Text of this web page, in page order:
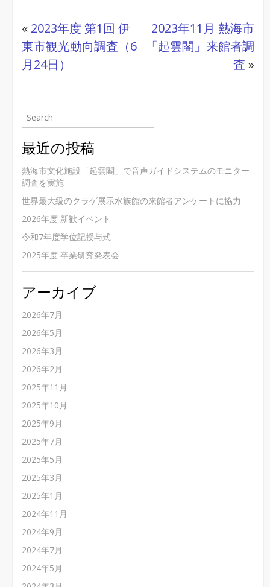
« 2023年度 第1回 伊
東市観光動向調査（6
月24日）
2023年11月 熱海市
「起雲閣」来館者調
査 »
最近の投稿
熱海市文化施設「起雲閣」で音声ガイドシステムのモニター
調査を実施
世界最大級のクラゲ展示水族館の来館者アンケートに協力
2026年度 新歓イベント
令和7年度学位記授与式
2025年度 卒業研究発表会
アーカイブ
2026年7月
2026年5月
2026年3月
2026年2月
2025年11月
2025年10月
2025年9月
2025年7月
2025年5月
2025年3月
2025年1月
2024年11月
2024年9月
2024年7月
2024年5月